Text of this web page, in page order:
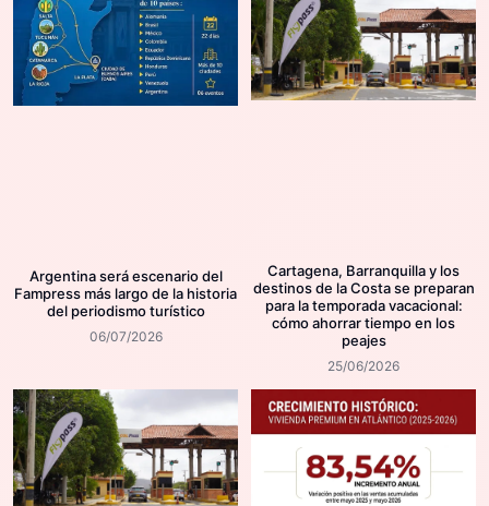
Argentina será escenario del
Fampress más largo de la historia
del periodismo turístico
06/07/2026
Cartagena, Barranquilla y los
destinos de la Costa se preparan
para la temporada vacacional:
cómo ahorrar tiempo en los
peajes
25/06/2026